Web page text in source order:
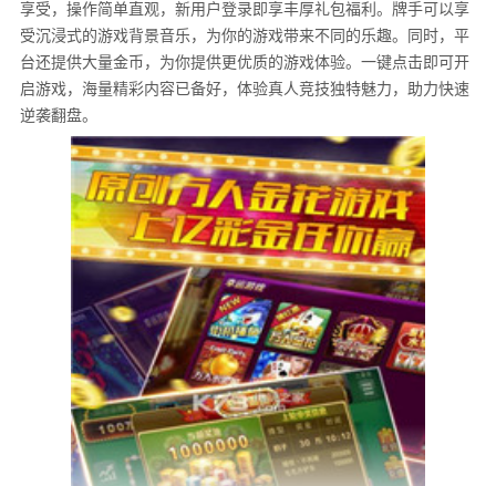
享受，操作简单直观，新用户登录即享丰厚礼包福利。牌手可以享
受沉浸式的游戏背景音乐，为你的游戏带来不同的乐趣。同时，平
台还提供大量金币，为你提供更优质的游戏体验。一键点击即可开
启游戏，海量精彩内容已备好，体验真人竞技独特魅力，助力快速
逆袭翻盘。